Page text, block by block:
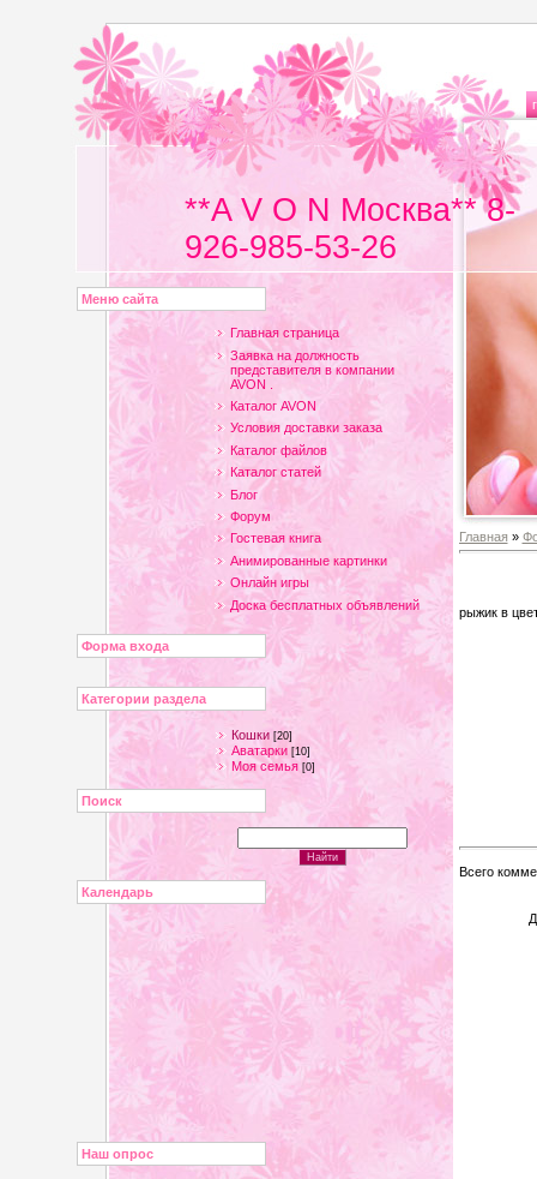
**A V O N Москва** 8-
926-985-53-26
Меню сайта
Главная страница
Заявка на должность
представителя в компании
AVON .
Каталог AVON
Условия доставки заказа
Каталог файлов
Каталог статей
Блог
Форум
Гостевая книга
Анимированные картинки
Онлайн игры
Доска бесплатных объявлений
Форма входа
Категории раздела
Кошки [20]
Аватарки [10]
Моя семья [0]
Поиск
Календарь
Наш опрос
Главная»
рыжик в
Всего